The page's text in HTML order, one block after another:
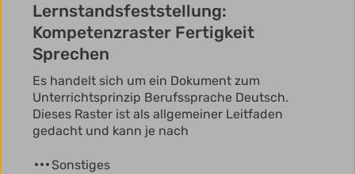
Lernstandsfeststellung:
Kompetenzraster Fertigkeit
Sprechen
Es handelt sich um ein Dokument zum
Unterrichtsprinzip Berufssprache Deutsch.
Dieses Raster ist als allgemeiner Leitfaden
gedacht und kann je nach
Sonstiges